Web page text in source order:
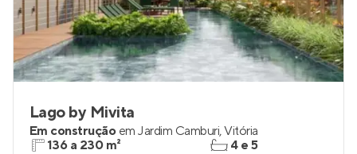
Lago by Mivita
Em construção em Jardim Camburi,Vitória
136 a 230 m²
4 e 5